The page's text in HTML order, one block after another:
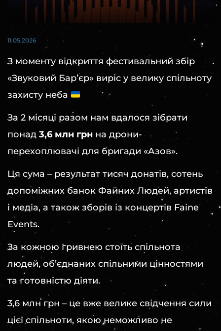
11.05.2026
З моменту відкриття фестивальний збір
«Звуковий Барʼєр» виріс у велику спільноту
захисту неба
За 2 місяці разом нам вдалося зібрати
понад 3,6 млн грн на дрони-
перехоплювачі для бригади «Азов».
Ця сума – результат тисяч донатів, сотень
допоміжних банок Файних Людей, артистів
і медіа, а також зборів із концертів Faine
Events.
За кожною гривнею стоїть спільнота
людей, об’єднаних спільними цінностями
та готовністю діяти.
3,6 млн грн – це вже велике свідчення сили
цієї спільноти, якою неможливо не